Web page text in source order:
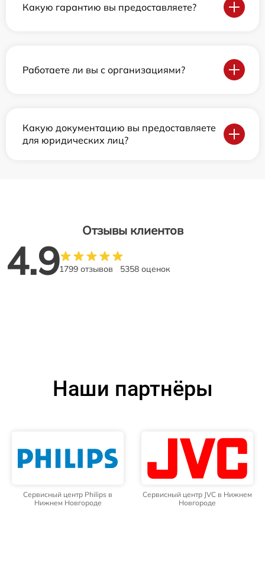
Какую гарантию вы предоставляете?
Работаете ли вы с организациями?
Какую документацию вы предоставляете
для юридических лиц?
Отзывы клиентов
4.91799 отзывов 5358 оценок
Наши партнёры
Сервисный центр Philips в
Нижнем Новгороде
Сервисный центр JVC в Нижнем
Новгороде